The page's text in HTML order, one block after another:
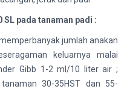
pada tanaman padi :
jumlah anakan
keluarnya malai
Gibb 1-2 ml/10 liter air ;
30-35HST dan 55-